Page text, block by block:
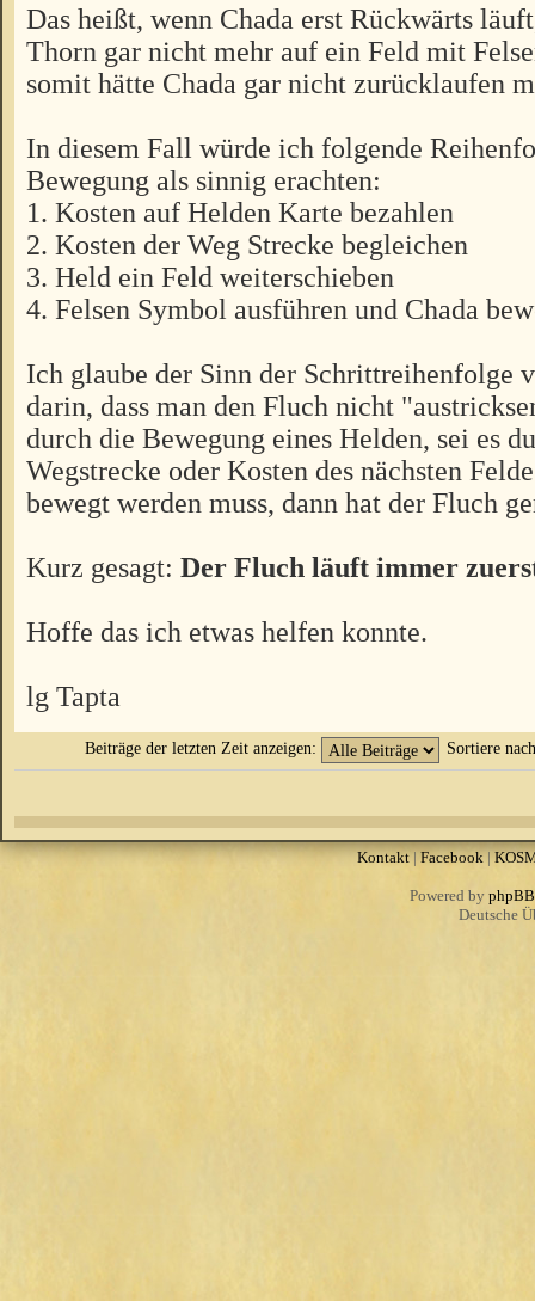
Das heißt, wenn Chada erst Rückwärts
Thorn gar nicht mehr auf ein Feld mit
somit hätte Chada gar nicht zurücklaufen
In diesem Fall würde ich folgende
Bewegung als sinnig erachten:
1. Kosten auf Helden Karte bezahlen
2. Kosten der Weg Strecke begleichen
3. Held ein Feld weiterschieben
4. Felsen Symbol ausführen und Chada
Ich glaube der Sinn der Schrittreihenfolge
darin, dass man den Fluch nicht
durch die Bewegung eines Helden, sei es
Wegstrecke oder Kosten des nächsten
bewegt werden muss, dann hat der Fluch
Kurz gesagt: Der Fluch läuft immer
Hoffe das ich etwas helfen konnte.
lg Tapta
Beiträge der letzten Zeit anzeigen: Sortiere
Kontakt|Facebook|
Powered by phpBB
Deutsche